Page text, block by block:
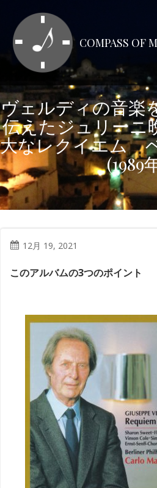
テ
ン
へ
ス
キ
ッ
プ
COMPASS OF
ヴェルディの音楽
伝えたジュリーニ
大なレクイエム
(1989
12月 19, 2021
このアルバムの3つのポイント